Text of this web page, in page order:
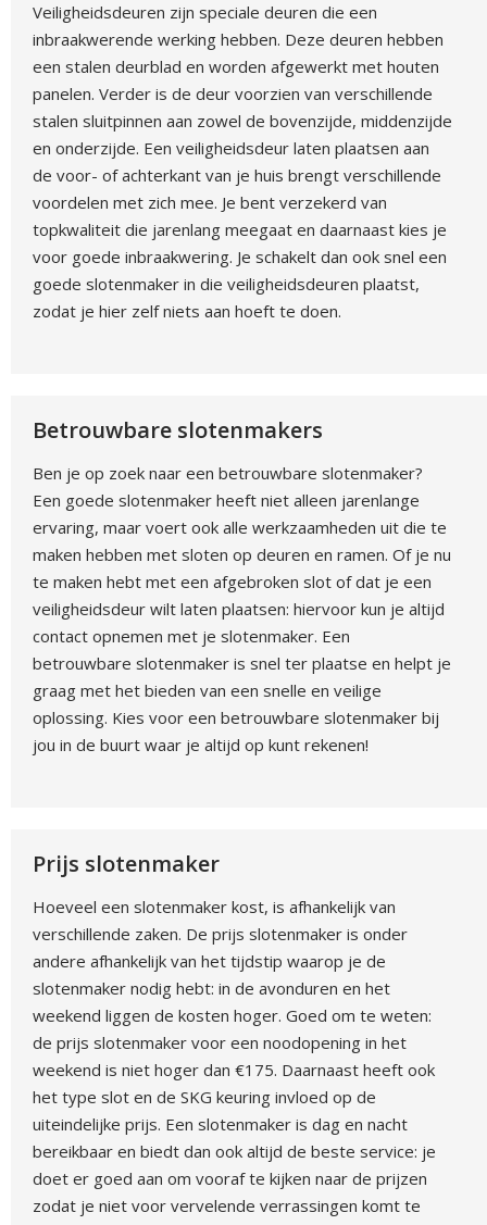
Veiligheidsdeuren zijn speciale deuren die een
inbraakwerende werking hebben. Deze deuren hebben
een stalen deurblad en worden afgewerkt met houten
panelen. Verder is de deur voorzien van verschillende
stalen sluitpinnen aan zowel de bovenzijde, middenzijde
en onderzijde. Een veiligheidsdeur laten plaatsen aan
de voor- of achterkant van je huis brengt verschillende
voordelen met zich mee. Je bent verzekerd van
topkwaliteit die jarenlang meegaat en daarnaast kies je
voor goede inbraakwering. Je schakelt dan ook snel een
goede slotenmaker in die veiligheidsdeuren plaatst,
zodat je hier zelf niets aan hoeft te doen.
Betrouwbare slotenmakers
Ben je op zoek naar een betrouwbare slotenmaker?
Een goede slotenmaker heeft niet alleen jarenlange
ervaring, maar voert ook alle werkzaamheden uit die te
maken hebben met sloten op deuren en ramen. Of je nu
te maken hebt met een afgebroken slot of dat je een
veiligheidsdeur wilt laten plaatsen: hiervoor kun je altijd
contact opnemen met je slotenmaker. Een
betrouwbare slotenmaker is snel ter plaatse en helpt je
graag met het bieden van een snelle en veilige
oplossing. Kies voor een betrouwbare slotenmaker bij
jou in de buurt waar je altijd op kunt rekenen!
Prijs slotenmaker
Hoeveel een slotenmaker kost, is afhankelijk van
verschillende zaken. De prijs slotenmaker is onder
andere afhankelijk van het tijdstip waarop je de
slotenmaker nodig hebt: in de avonduren en het
weekend liggen de kosten hoger. Goed om te weten:
de prijs slotenmaker voor een noodopening in het
weekend is niet hoger dan €175. Daarnaast heeft ook
het type slot en de SKG keuring invloed op de
uiteindelijke prijs. Een slotenmaker is dag en nacht
bereikbaar en biedt dan ook altijd de beste service: je
doet er goed aan om vooraf te kijken naar de prijzen
zodat je niet voor vervelende verrassingen komt te